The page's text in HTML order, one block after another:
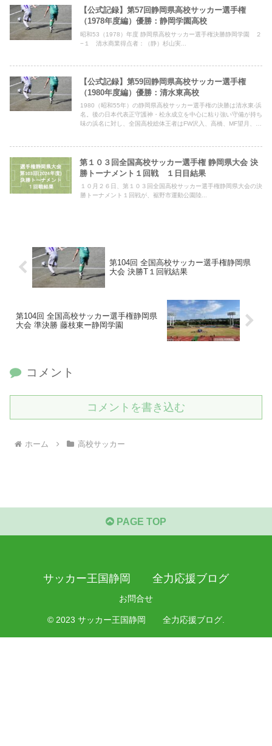
【公式記録】第57回静岡県高校サッカー選手権
（1978年度編）優勝：静岡学園高校
昭和53（1978）年度 静岡県高校サッカー選手権決勝静岡学園 ２
−１ 清水商業得点者：（静）杉山実...
【公式記録】第59回静岡県高校サッカー選手権
（1980年度編）優勝：清水東高校
1980（昭和55年）の静岡県高校サッカー選手権の決勝は清水東-浜
名。後の日本代表正守護神・松永成立を中心に粘り強い守備が持ち
味の浜名に対し、全国高校総体王者はFW沢入、高橋、MF望月、
第１０３回全国高校サッカー選手権 静岡県大会 決
勝トーナメント１回戦 １日目結果
１０月２６日、第１０３回全国高校サッカー選手権静岡県大会の決
勝トーナメント１回戦が、裾野市運動公園陸...
第104回 全国高校サッカー選手権静岡県
大会 決勝T１回戦結果
第104回 全国高校サッカー選手権静岡県
大会 準決勝 藤枝東ー静岡学園
コメント
コメントを書き込む
ホーム 高校サッカー
PAGE TOP
サッカー王国静岡 全力応援ブログ
お問合せ
© 2023 サッカー王国静岡 全力応援ブログ.